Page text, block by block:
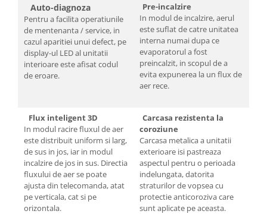
Auto-diagnoza
Pentru a facilita operatiunile
de mentenanta / service, in
cazul aparitiei unui defect, pe
display-ul LED al unitatii
interioare este afisat codul
de eroare.
Pre-incalzire
In modul de incalzire, aerul
este suflat de catre unitatea
interna numai dupa ce
evaporatorul a fost
preincalzit, in scopul de a
evita expunerea la un flux de
aer rece.
Flux inteligent 3D
In modul racire fluxul de aer
este distribuit uniform si larg,
de sus in jos, iar in modul
incalzire de jos in sus. Directia
fluxului de aer se poate
ajusta din telecomanda, atat
pe verticala, cat si pe
orizontala.
Carcasa rezistenta la
coroziune
Carcasa metalica a unitatii
exterioare isi pastreaza
aspectul pentru o perioada
indelungata, datorita
straturilor de vopsea cu
protectie anticoroziva care
sunt aplicate pe aceasta.